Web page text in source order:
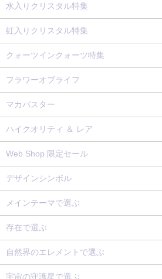
水入りクリスタル特集
虹入りクリスタル特集
クォーツインクォーツ特集
フラワーオブライフ
マカバスター
ハイクオリティ ＆ レア
Web Shop 限定セール
デザインシンボル
メインテーマで選ぶ
存在で選ぶ
自然界のエレメントで選ぶ
宇宙の守護星で選ぶ